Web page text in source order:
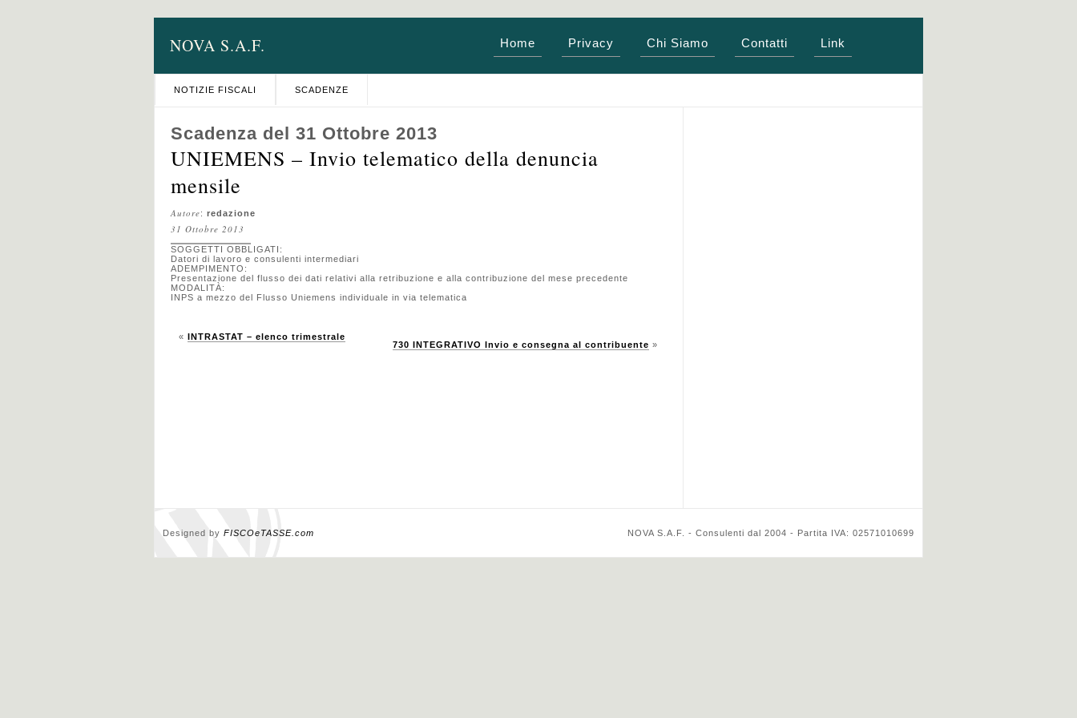
NOVA S.A.F. Home Privacy Chi Siamo Contatti Link
NOTIZIE FISCALI SCADENZE
Scadenza del 31 Ottobre 2013
UNIEMENS – Invio telematico della denuncia
mensile
Autore: redazione
31 Ottobre 2013
SOGGETTI OBBLIGATI:
Datori di lavoro e consulenti intermediari
ADEMPIMENTO:
Presentazione del flusso dei dati relativi alla retribuzione e alla contribuzione del mese precedente
MODALITÀ:
INPS a mezzo del Flusso Uniemens individuale in via telematica
« INTRASTAT – elenco trimestrale
730 INTEGRATIVO Invio e consegna al contribuente »
Designed by FISCOeTASSE.com NOVA S.A.F. - Consulenti dal 2004 - Partita IVA: 02571010699